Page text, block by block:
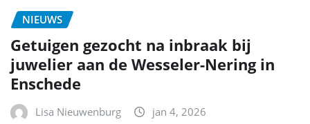
NIEUWS
Getuigen gezocht na inbraak bij
juwelier aan de Wesseler-Nering in
Enschede
Lisa Nieuwenburg jan 4, 2026